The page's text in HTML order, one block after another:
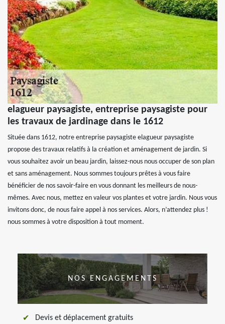
elagueur paysagiste, entreprise paysagiste pour
les travaux de jardinage dans le 1612
Située dans 1612, notre entreprise paysagiste elagueur paysagiste
propose des travaux relatifs à la création et aménagement de jardin. Si
vous souhaitez avoir un beau jardin, laissez-nous nous occuper de son plan
et sans aménagement. Nous sommes toujours prêtes à vous faire
bénéficier de nos savoir-faire en vous donnant les meilleurs de nous-
mêmes. Avec nous, mettez en valeur vos plantes et votre jardin. Nous vous
invitons donc, de nous faire appel à nos services. Alors, n’attendez plus !
nous sommes à votre disposition à tout moment.
NOS ENGAGEMENTS
Devis et déplacement gratuits